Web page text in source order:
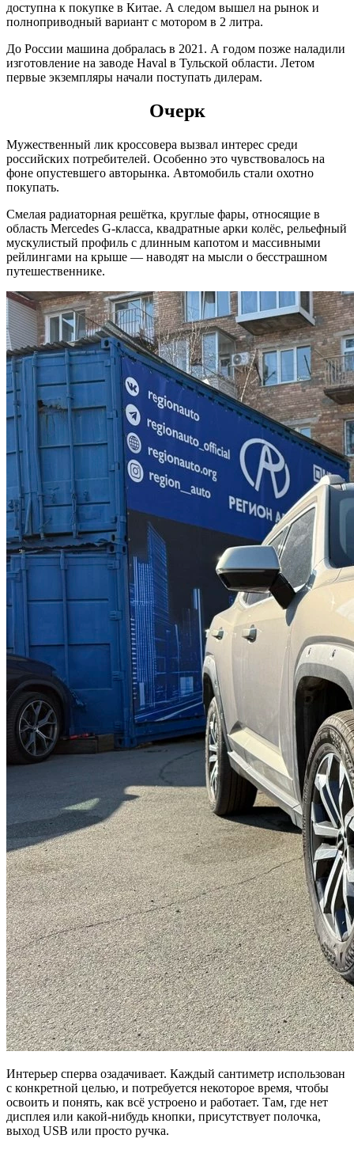
доступна к покупке в Китае. А следом вышел на рынок и
полноприводный вариант с мотором в 2 литра.
До России машина добралась в 2021. А годом позже наладили
изготовление на заводе Haval в Тульской области. Летом
первые экземпляры начали поступать дилерам.
Очерк
Мужественный лик кроссовера вызвал интерес среди
российских потребителей. Особенно это чувствовалось на
фоне опустевшего авторынка. Автомобиль стали охотно
покупать.
Смелая радиаторная решётка, круглые фары, относящие в
область Mercedes G-класса, квадратные арки колёс, рельефный
мускулистый профиль с длинным капотом и массивными
рейлингами на крыше — наводят на мысли о бесстрашном
путешественнике.
Интерьер сперва озадачивает. Каждый сантиметр использован
с конкретной целью, и потребуется некоторое время, чтобы
освоить и понять, как всё устроено и работает. Там, где нет
дисплея или какой-нибудь кнопки, присутствует полочка,
выход USB или просто ручка.